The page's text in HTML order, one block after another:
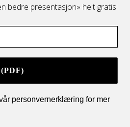
bedre presentasjon» helt gratis!
personvernerklæring for mer